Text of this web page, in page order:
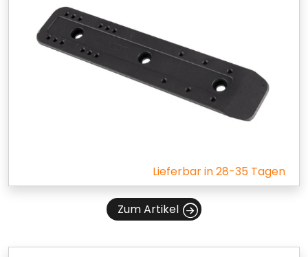
Lieferbar in 28-35 Tagen
Zum Artikel